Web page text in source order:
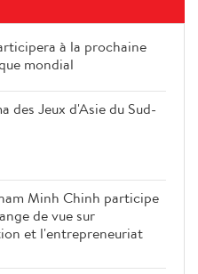
à la prochaine
mondial
des Jeux d'Asie du Sud-
Minh Chinh participe
de vue sur
et l'entrepreneuriat